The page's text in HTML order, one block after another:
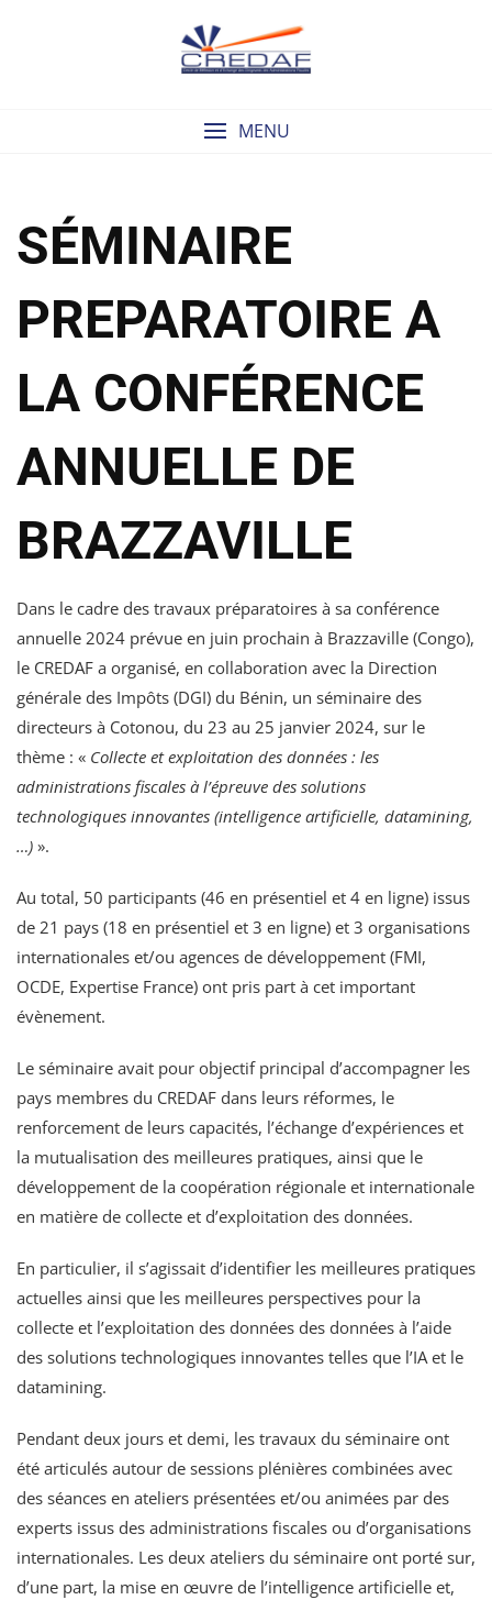
MENU
SÉMINAIRE
PREPARATOIRE A
LA CONFÉRENCE
ANNUELLE DE
BRAZZAVILLE
Dans le cadre des travaux préparatoires à sa conférence
annuelle 2024 prévue en juin prochain à Brazzaville (Congo),
le CREDAF a organisé, en collaboration avec la Direction
générale des Impôts (DGI) du Bénin, un séminaire des
directeurs à Cotonou, du 23 au 25 janvier 2024, sur le
thème : « Collecte et exploitation des données : les
administrations fiscales à l’épreuve des solutions
technologiques innovantes (intelligence artificielle, datamining,
…) ».
Au total, 50 participants (46 en présentiel et 4 en ligne) issus
de 21 pays (18 en présentiel et 3 en ligne) et 3 organisations
internationales et/ou agences de développement (FMI,
OCDE, Expertise France) ont pris part à cet important
évènement.
Le séminaire avait pour objectif principal d’accompagner les
pays membres du CREDAF dans leurs réformes, le
renforcement de leurs capacités, l’échange d’expériences et
la mutualisation des meilleures pratiques, ainsi que le
développement de la coopération régionale et internationale
en matière de collecte et d’exploitation des données.
En particulier, il s’agissait d’identifier les meilleures pratiques
actuelles ainsi que les meilleures perspectives pour la
collecte et l’exploitation des données des données à l’aide
des solutions technologiques innovantes telles que l’IA et le
datamining.
Pendant deux jours et demi, les travaux du séminaire ont
été articulés autour de sessions plénières combinées avec
des séances en ateliers présentées et/ou animées par des
experts issus des administrations fiscales ou d’organisations
internationales. Les deux ateliers du séminaire ont porté sur,
d’une part, la mise en œuvre de l’intelligence artificielle et,